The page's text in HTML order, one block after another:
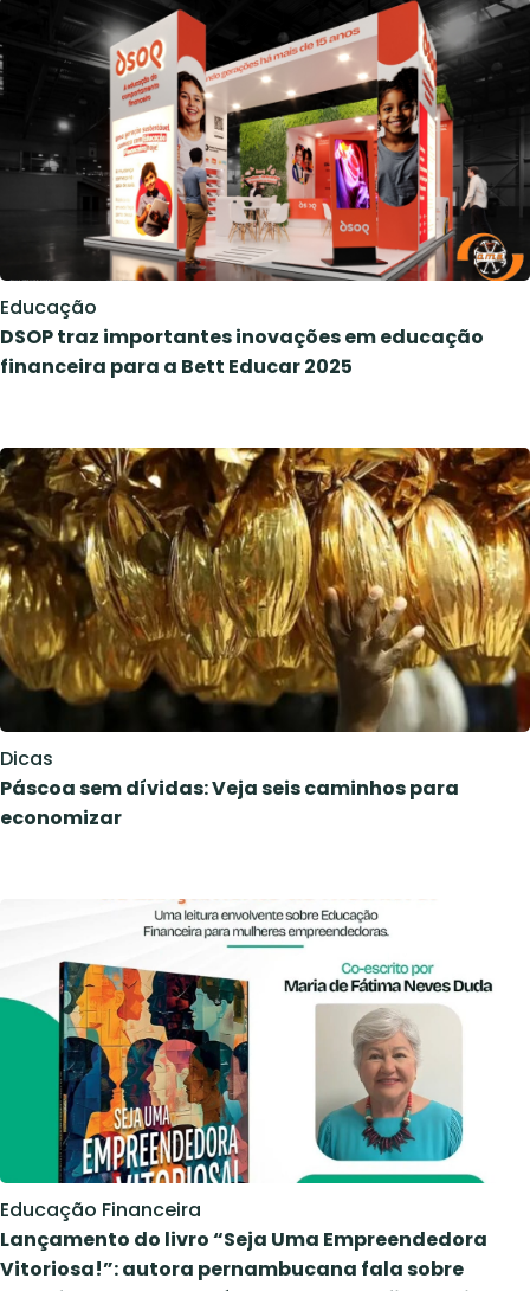
Educação
DSOP traz importantes inovações em educação
financeira para a Bett Educar 2025
Dicas
Páscoa sem dívidas: Veja seis caminhos para
economizar
Educação Financeira
Lançamento do livro “Seja Uma Empreendedora
Vitoriosa!”: autora pernambucana fala sobre